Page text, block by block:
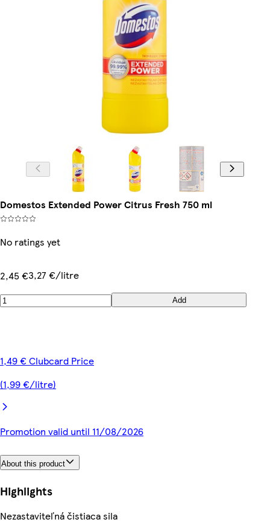
Domestos Extended Power Citrus Fresh 750 ml
No ratings yet
2,45 €3,27 €/litre
Add
1,49 € Clubcard Price
(1,99 €/litre)
Promotion valid until 11/08/2026
About this product
Highlights
Nezastaviteľná čistiaca sila